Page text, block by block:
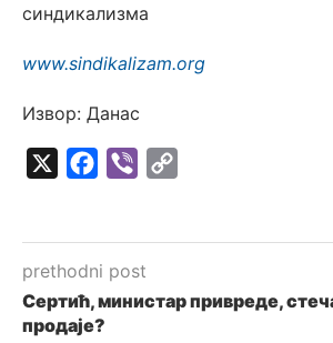
синдикализма
www.sindikalizam.org
Извор: Данас
Facebook
Viber
prethodni post
Сертић, министар привреде,
продаје?